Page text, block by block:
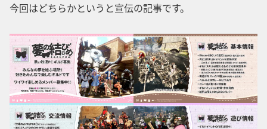
今回はどちらかというと宣伝の記事です。